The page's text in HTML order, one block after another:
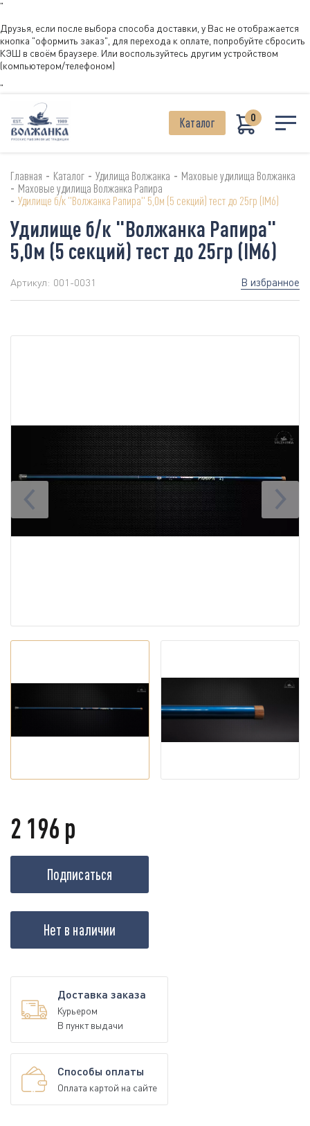
"
Друзья, если после выбора способа доставки, у Вас не отображается
кнопка "оформить заказ", для перехода к оплате, попробуйте сбросить
КЭШ в своём браузере. Или воспользуйтесь другим устройством
(компьютером/телефоном)
"
Каталог 0
Главная - Каталог - Удилища Волжанка - Маховые удилища Волжанка
- Маховые удилища Волжанка Рапира
- Удилище б/к "Волжанка Рапира" 5,0м (5 секций) тест до 25гр (IM6)
Удилище б/к "Волжанка Рапира"
5,0м (5 секций) тест до 25гр (IM6)
Артикул: 001-0031 В избранное
2 196 р
Подписаться
Нет в наличии
Доставка заказа
Курьером
В пункт выдачи
Способы оплаты
Оплата картой на сайте